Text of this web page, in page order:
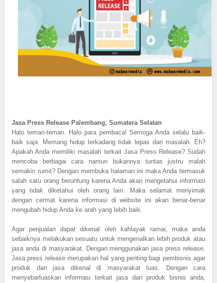
Jasa Press Release Palembang, Sumatera Selatan
Halo teman-teman. Halo para pembaca! Semoga Anda selalu baik-
baik saja. Memang hidup terkadang tidak lepas dari masalah. Eh?
Apakah Anda memiliki masalah terkait Jasa Press Release? Sudah
mencoba berbagai cara namun bukannya tuntas justru malah
semakin rumit? Dengan membuka halaman ini maka Anda termasuk
salah satu orang beruntung karena Anda akan mengetahui informasi
yang tidak diketahui oleh orang lain. Maka selamat menyimak
dengan cermat karena informasi di website ini akan benar-benar
mengubah hidup Anda ke arah yang lebih baik.
Agar penjualan dapat dikenal oleh kahlayak ramai, maka anda
sebaiknya melakukan sesuatu untuk mengenalkan lebih produk atau
jasa anda di masyarakat. Dengan menggunakan jasa press release.
Jasa press release merupakan hal yang penting bagi pembisnis agar
produk dan jasa dikenal di masyarakat luas. Dengan cara
menyebarluaskan informasi terkait jasa dan produk bisnis anda,